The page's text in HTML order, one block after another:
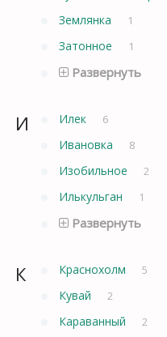
Землянка 1
Затонное 1
Развернуть
И Илек 6
Ивановка 8
Изобильное 2
Илькульган 1
Развернуть
К Краснохолм 5
Кувай 2
Караванный 2